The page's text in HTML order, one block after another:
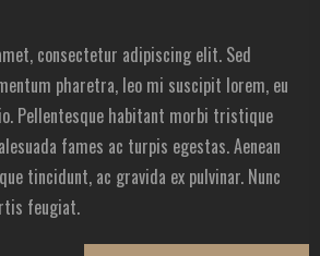
consectetur adipiscing elit. Sed
pharetra, leo mi suscipit lorem, eu
Pellentesque habitant morbi tristique
fames ac turpis egestas. Aenean
tincidunt, ac gravida ex pulvinar. Nunc
feugiat.